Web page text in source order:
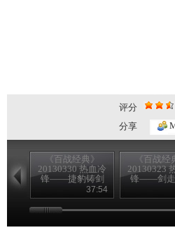
评分
分享
《百战经典》
20130330 热血冷
锋——捷豹铸剑
37:54
《百战经
20130323
锋——剑走